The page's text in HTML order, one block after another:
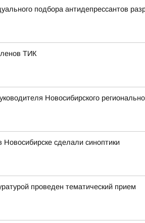
подбора антидепрессантов
ТИК
Новосибирского
Новосибирске сделали синоптики
проведен тематический прием